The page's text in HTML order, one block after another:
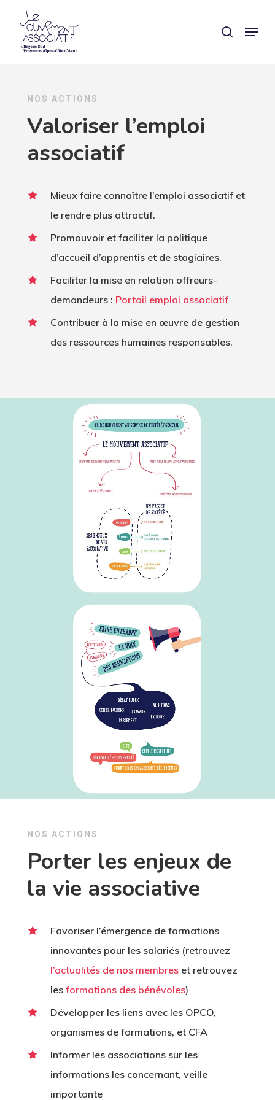
main
search
Menu
NOS ACTIONS
Valoriser l’emploi
associatif
Mieux faire connaître l’emploi associatif et
le rendre plus attractif.
Promouvoir et faciliter la politique
d’accueil d’apprentis et de stagiaires.
Faciliter la mise en relation offreurs-
demandeurs : Portail emploi associatif
Contribuer à la mise en œuvre de gestion
des ressources humaines responsables.
NOS ACTIONS
Porter les enjeux de
la vie associative
Favoriser l’émergence de formations
innovantes pour les salariés (retrouvez
l’actualités de nos membreset retrouvez
les formations des bénévoles)
Développer les liens avec les OPCO,
organismes de formations, et CFA
Informer les associations sur les
informations les concernant, veille
importante
Panneau de gestion des cookies